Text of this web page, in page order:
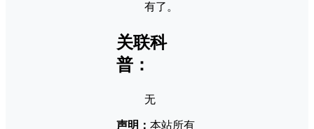
有了。
关联科
普：
无
声明： 本站所有